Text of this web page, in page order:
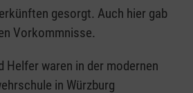
gesorgt. Auch hier gab
Vorkommnisse.
Helfer waren in der modernen
in Würzburg